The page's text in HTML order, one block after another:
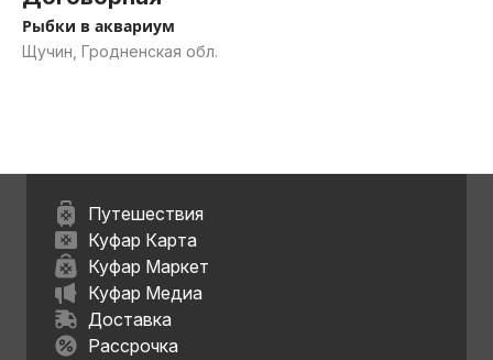
Рыбки в аквариум
Щучин, Гродненская обл.
Путешествия
Куфар Карта
Куфар Маркет
Куфар Медиа
Доставка
Рассрочка